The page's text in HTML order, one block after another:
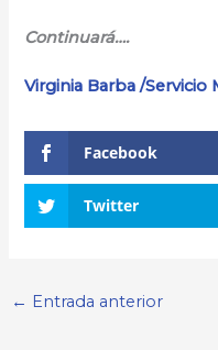
Continuará….
Virginia Barba /Servicio
Facebook
Twitter
← Entrada anterior